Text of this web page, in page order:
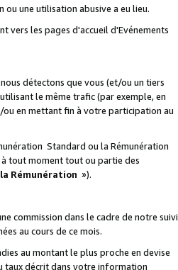
ou une utilisation abusive a eu lieu.
vers les pages d'accueil d'Evénements
détectons que vous (et/ou un tiers
le même trafic (par exemple, en
en mettant fin à votre participation au
Standard ou la Rémunération
tout moment tout ou partie des
Rémunération »).
commission dans le cadre de notre suivi
au cours de ce mois.
au montant le plus proche en devise
taux décrit dans votre information